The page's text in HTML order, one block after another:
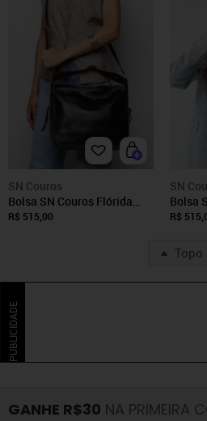
SN Couros
Bolsa SN Couros Flórida
Preta/Marrom
R$ 515,00
SN
Bolsa
Azul/
R$
Topo
PUBLICIDADE
GANHE R$30 NA PRIMEIRA